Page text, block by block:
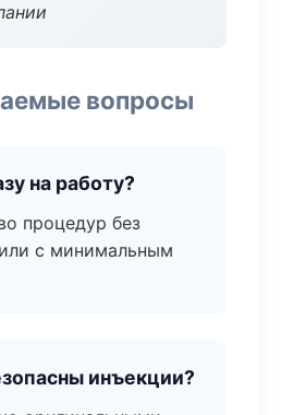
вопросы
на работу?
процедур без
с минимальным
инъекции?